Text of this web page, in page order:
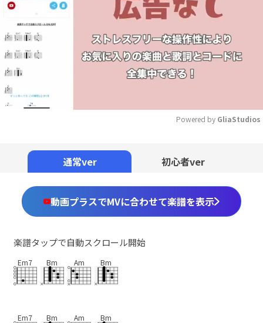
Powered by GliaStudios
通常ver 初心者ver
動画プラスでMVに合わせて楽譜を表示
楽譜タップで自動スクロール開始
Em7 Bm Am Bm
Em7 Bm Am Bm